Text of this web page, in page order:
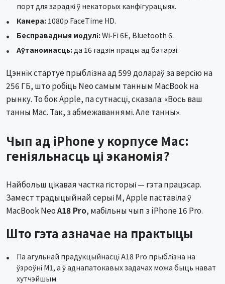
порт для зарадкі ў некаторых канфігурацыях.
Камера: 1080p FaceTime HD.
Бесправадныя модулі: Wi‑Fi 6E, Bluetooth 6.
Аўтаномнасць: да 16 гадзін працы ад батарэі.
Цэннік стартуе прыблізна ад 599 долараў за версію на
256 ГБ, што робіць Neo самым танным MacBook на
рынку. То бок Apple, па сутнасці, сказала: «Вось ваш
танны Mac. Так, з абмежаваннямі. Але танны».
Чып ад iPhone у корпусе Mac:
геніяльнасць ці эканомія?
Найбольш цікавая частка гісторыі — гэта працэсар.
Замест традыцыйнай серыі M, Apple паставіла ў
MacBook NeoA18 Pro, мабільны чып з iPhone 16 Pro.
Што гэта азначае на практыцы
Па агульнай прадукцыйнасці A18 Pro прыблізна на
ўзроўні M1, а ў аднапатокавых задачах можа быць нават
хутчэйшым.